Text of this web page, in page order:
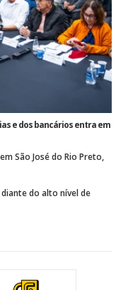
e dos bancários entra em
São José do Rio Preto,
do alto nível de